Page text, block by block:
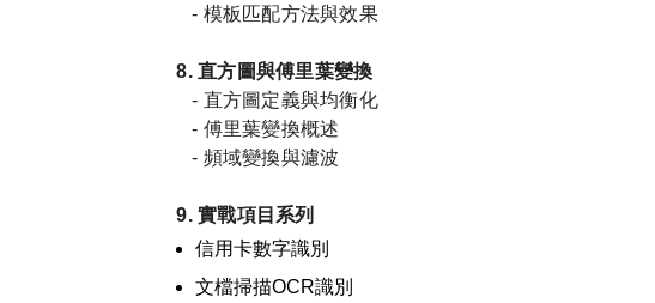
- 模板匹配方法與效果
8. 直方圖與傅里葉變換
- 直方圖定義與均衡化
- 傅里葉變換概述
- 頻域變換與濾波
9. 實戰項目系列
信用卡數字識別
文檔掃描OCR識別